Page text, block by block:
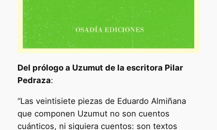
Del prólogo a Uzumut de la escritora Pilar
Pedraza:
“Las veintisiete piezas de Eduardo Almiñana
que componen Uzumut no son cuentos
cuánticos, ni siquiera cuentos: son textos